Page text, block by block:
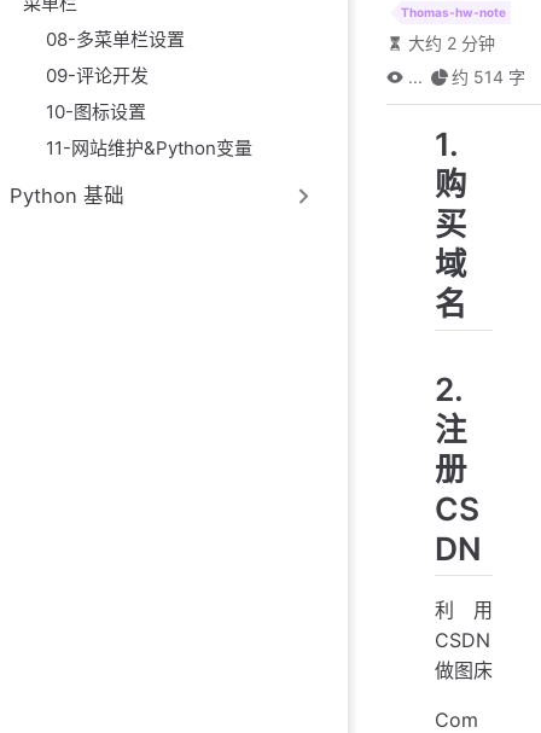
08-多菜单栏设置
09-评论开发
10-图标设置
11-网站维护&Python变量
Python 基础
Thomas-hw-note
大约 2 分钟
...
约 514 字
1.
购
买
域
名
2.
注
册
CS
DN
利用
CSDN
做图床
Com